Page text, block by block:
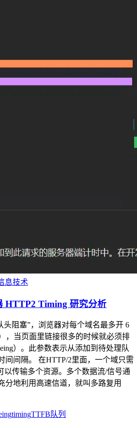
息技术
HTTP2 Timing 研究分析
头阻塞”，浏览器对每个域名最多开 6
，当页面里链接很多的时候就必须排
）。此参数表示从添加到待处理队
间间隔。 在HTTP/2里面，一个域只需
以传输多个资源。多个数据流/信号通
分地利用高速信道，就叫多路复用
timingTTFB 队列